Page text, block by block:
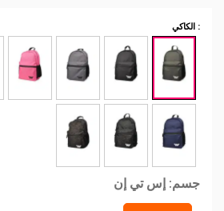
: الكاكي
جسم: إس تي إن